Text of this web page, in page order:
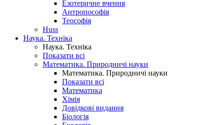
Езотеричне вчення
Антропософія
Теософія
Huss
Наука. Техніка
Наука. Техніка
Показати всі
Математика. Природничі науки
Математика. Природничі науки
Показати всі
Математика
Хімія
Довідкові видання
Біологія